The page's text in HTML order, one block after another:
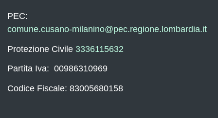
PEC:
comune.cusano-milanino@pec.regione.lombardia.it
Protezione Civile 3336115632
Partita Iva: 00986310969
Codice Fiscale: 83005680158